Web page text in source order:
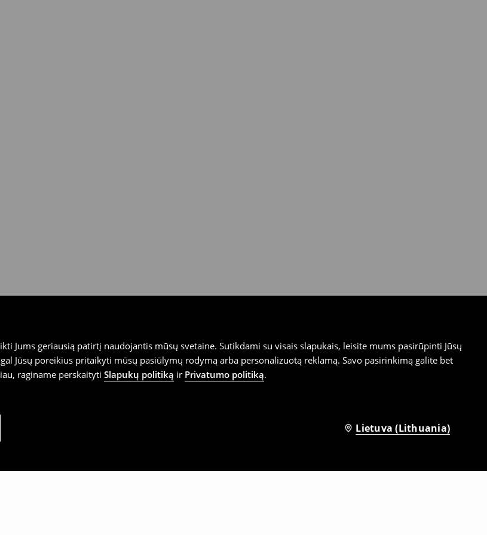
Jums geriausią patirtį naudojantis mūsų svetaine. Sutikdami su visais slapukais, leisite mums pasirūpinti Jūsų
Jūsų poreikius pritaikyti mūsų pasiūlymų rodymą arba personalizuotą reklamą. Savo pasirinkimą galite bet
raginame perskaityti Slapukų politiką ir Privatumo politiką.
Lietuva (Lithuania)